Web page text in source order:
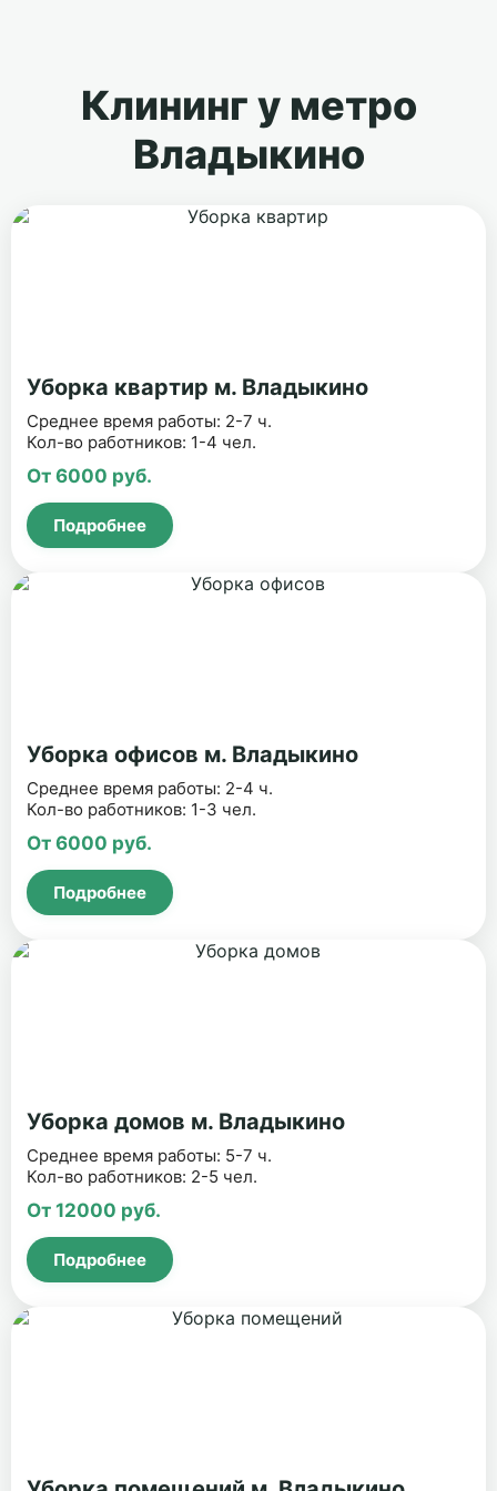
Клининг у метро
Владыкино
Уборка квартир м. Владыкино
Среднее время работы: 2-7 ч.
Кол-во работников: 1-4 чел.
От 6000 руб.
Подробнее
Уборка офисов м. Владыкино
Среднее время работы: 2-4 ч.
Кол-во работников: 1-3 чел.
От 6000 руб.
Подробнее
Уборка домов м. Владыкино
Среднее время работы: 5-7 ч.
Кол-во работников: 2-5 чел.
От 12000 руб.
Подробнее